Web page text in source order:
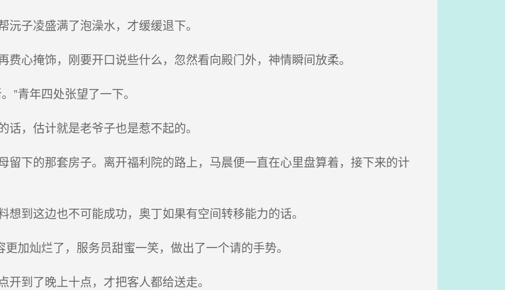
子凌盛满了泡澡水，才缓缓退下。
心掩饰，刚要开口说些什么，忽然看向殿门外，神情瞬间放柔。
”青年四处张望了一下。
，估计就是老爷子也是惹不起的。
下的那套房子。离开福利院的路上，马晨便一直在心里盘算着，接下来的计
到这边也不可能成功，奥丁如果有空间转移能力的话。
加灿烂了，服务员甜蜜一笑，做出了一个请的手势。
到了晚上十点，才把客人都给送走。